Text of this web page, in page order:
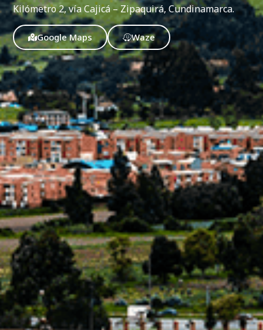
Kilómetro 2, vía Cajicá – Zipaquirá, Cundinamarca.
Google Maps Waze
discapacidad visual
TDAH